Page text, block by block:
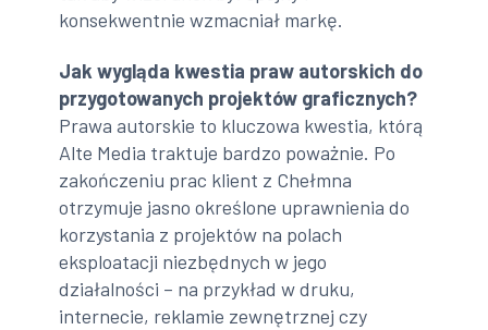
konsekwentnie wzmacniał markę.
Jak wygląda kwestia praw autorskich do
przygotowanych projektów graficznych?
Prawa autorskie to kluczowa kwestia, którą
Alte Media traktuje bardzo poważnie. Po
zakończeniu prac klient z Chełmna
otrzymuje jasno określone uprawnienia do
korzystania z projektów na polach
eksploatacji niezbędnych w jego
działalności – na przykład w druku,
internecie, reklamie zewnętrznej czy